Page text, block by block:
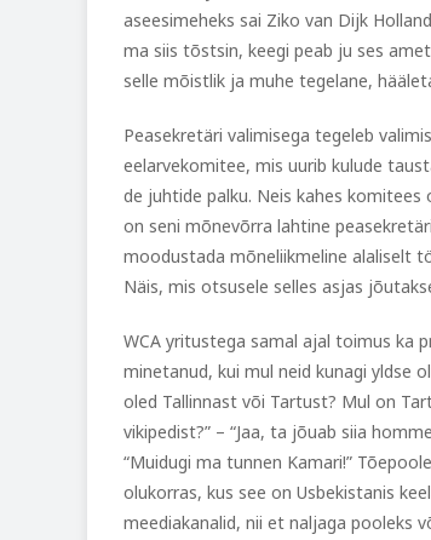
aseesimeheks sai Ziko van Dijk
ma siis tõstsin, keegi peab ju ses
selle mõistlik ja muhe tegelane,
Peasekretäri valimisega tegeleb
eelarvekomitee, mis uurib kulude
de juhtide palku. Neis kahes
on seni mõnevõrra lahtine
moodustada mõneliikmeline alaliselt
Näis, mis otsusele selles asjas
WCA yritustega samal ajal toimus ka
minetanud, kui mul neid kunagi yldse
oled Tallinnast või Tartust? Mul on
vikipedist?” – “Jaa, ta jõuab siia
“Muidugi ma tunnen Kamari!”
olukorras, kus see on Usbekistanis
meediakanalid, nii et naljaga pooleks